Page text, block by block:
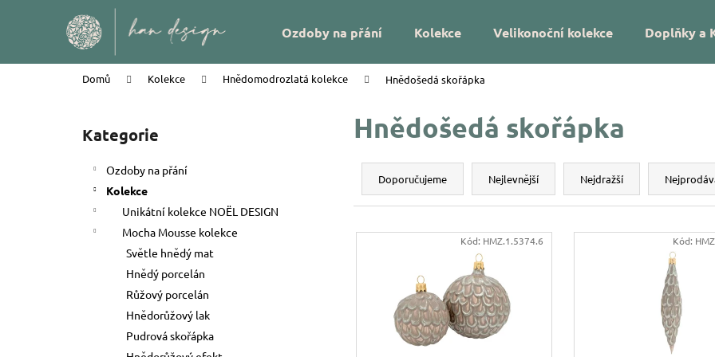
Ozdoby na přání Kolekce Velikonoční kolekce Doplňky a
Domů Kolekce Hnědomodrozlatá kolekce Hnědošedá skořápka
Přeskočit
kategorie
Kategorie
Ozdoby na přání
Kolekce
Unikátní kolekce NOËL DESIGN
Mocha Mousse kolekce
Světle hnědý mat
Hnědý porcelán
Růžový porcelán
Hnědorůžový lak
Pudrová skořápka
Hnědošedá skořápka
Ř
z
Doporučujeme Nejlevnější Nejdražší
V
Kód: HMZ.1.5374.6 Kód:
í
Zpět
Zpět
Co potřebujete najít?
HLEDAT
Doporučujeme
PEŘÍČKA NA SKŘIPCI HAN DESIGN DÁREK NA MÍRU – VÁNOČNÍ SKLENĚNÁ
OZDOBA SE JMÉNEM – HVĚZDIČKY
VÁNOČNÍ
UKRYTÉ LÍSTKY